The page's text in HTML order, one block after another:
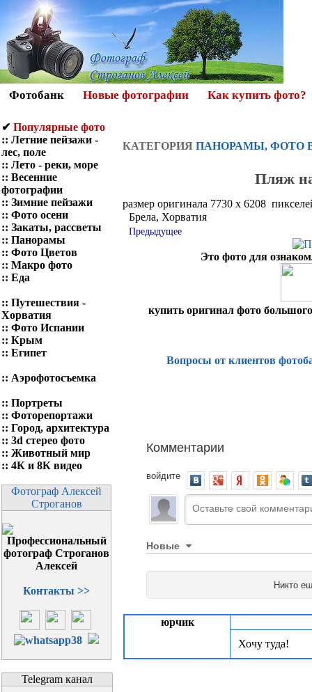
Фотобанк Новые фотографии Как купить фото?
✔ Популярные фото
:: Летние пейзажи -
лес, поле
:: Лето - реки, море
:: Весенние
фотографии
:: Зимние пейзажи
:: Фото осени
:: Закаты, рассветы
:: Панорамы
:: Фото Цветов
:: Макро фото
:: Еда
:: Путешествия -
Хорватия
:: Фото Испании
:: Крым
:: Египет
:: Аэрофотосъемка
:: Портреты
:: Фоторепортажи
:: Город, архитектура
:: 3d стерео фото
:: Животный мир
:: 4К и 8К видео
Фотограф Алексей
Строганов
Контакты >>
Telegram канал
КАТЕГОРИЯ ПАНОРАМЫ, ФОТО
Пляж
размер оригинала 7730 x 6208
Брела, Хорватия
Предыдущее
Это фото для
купить оригинал фото
Вопросы от клиентов
Комментарии
войдите
Новые
Никто
юрчик
Хочу туда!